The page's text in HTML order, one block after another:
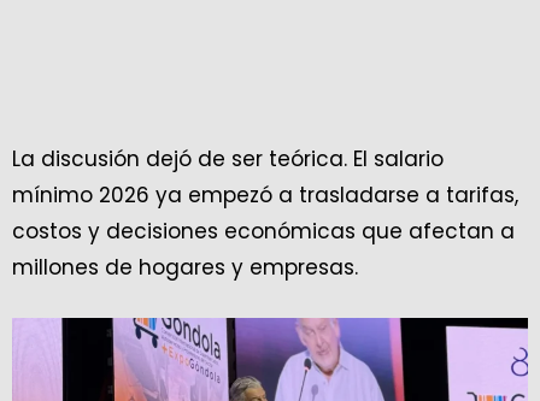
La discusión dejó de ser teórica. El salario
mínimo 2026 ya empezó a trasladarse a tarifas,
costos y decisiones económicas que afectan a
millones de hogares y empresas.